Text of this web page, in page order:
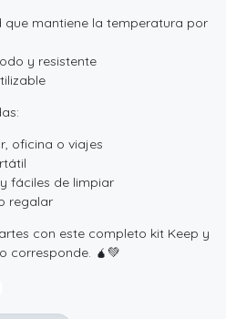
mantiene la temperatura por
y resistente
oficina o viajes
fáciles de limpiar
regalar
con este completo kit Keep y
corresponde. 🧉💚